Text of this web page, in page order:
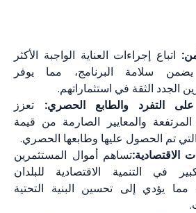
العناية الواجبة الأكثر
مما يوفر
استثماراتهم.
الحصري:تعزز
الصارمة من قيمة
وطابعها الحصري.
أموال المستثمرين
الاقتصادية للبلدان
البنية التحتية